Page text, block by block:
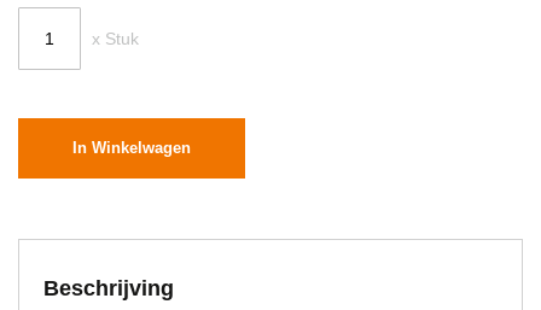
x Stuk
In Winkelwagen
Beschrijving